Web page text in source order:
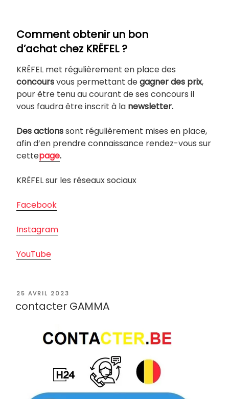
Comment obtenir un bon
d’achat chez KRËFEL ?
KRËFEL met régulièrement en place des
concoursvous permettant degagner des prix,
pour être tenu au courant de ses concours il
vous faudra être inscrit à la newsletter.
Des actionssont régulièrement mises en place,
afin d’en prendre connaissance rendez-vous sur
cettepage.
KRËFEL sur les réseaux sociaux
Facebook
Instagram
YouTube
PUBLIÉ
25 AVRIL 2023
contacter GAMMA